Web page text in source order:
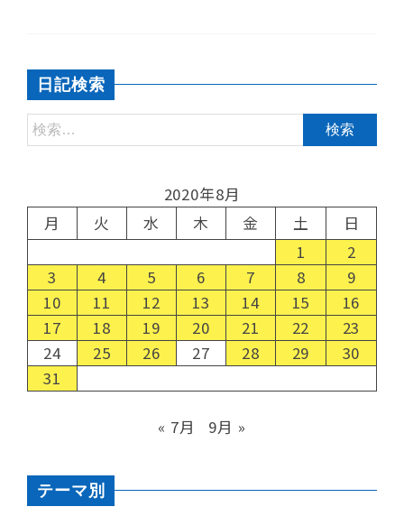
日記検索
2020年8月
月
火 水 木 金 土
日
1
2
3
4 5 6 7 8
9
10
11 12 13 14 15
16
17
18 19 20 21 22
23
24
25 26 27 28 29
30
31
« 7月 9月 »
テーマ別